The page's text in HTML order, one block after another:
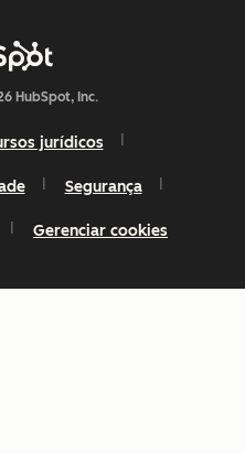
HubSpot, Inc.
jurídicos
Segurança
Gerenciar cookies